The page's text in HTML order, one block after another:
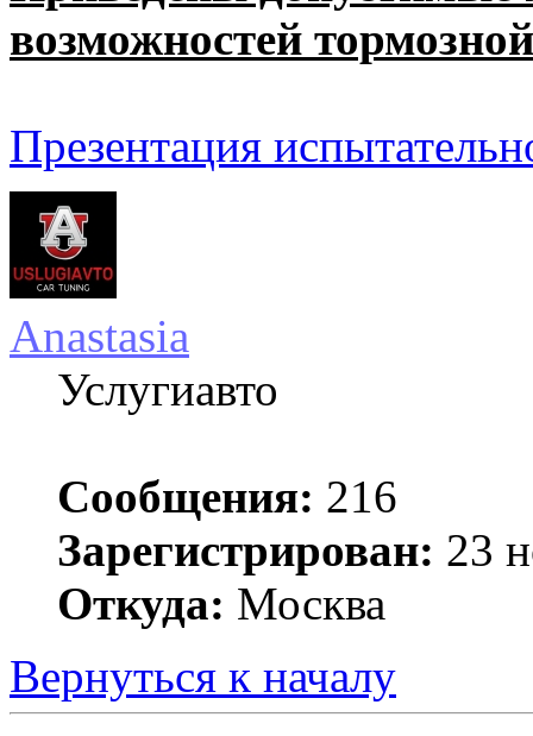
возможностей
Презентация
Anastasia
Услугиавто
Сообщения: 216
Зарегистрирован: 23
Откуда: Москва
Вернуться к началу